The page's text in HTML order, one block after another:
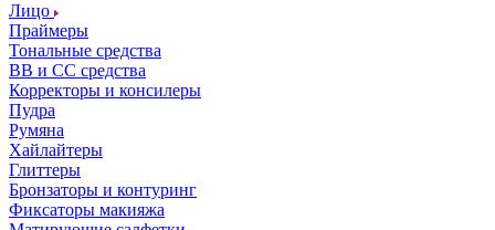
Лицо
Праймеры
Тональные средства
ВВ и СС средства
Корректоры и консилеры
Пудра
Румяна
Хайлайтеры
Глиттеры
Бронзаторы и контуринг
Фиксаторы макияжа